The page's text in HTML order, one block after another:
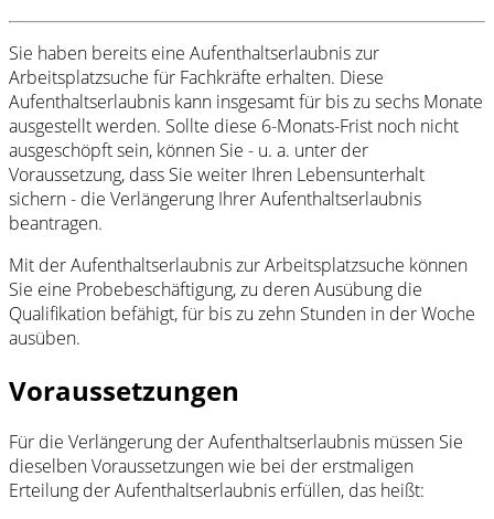
Sie haben bereits eine Aufenthaltserlaubnis zur
Arbeitsplatzsuche für Fachkräfte erhalten. Diese
Aufenthaltserlaubnis kann insgesamt für bis zu sechs Monate
ausgestellt werden. Sollte diese 6-Monats-Frist noch nicht
ausgeschöpft sein, können Sie - u. a. unter der
Voraussetzung, dass Sie weiter Ihren Lebensunterhalt
sichern - die Verlängerung Ihrer Aufenthaltserlaubnis
beantragen.
Mit der Aufenthaltserlaubnis zur Arbeitsplatzsuche können
Sie eine Probebeschäftigung, zu deren Ausübung die
Qualifikation befähigt, für bis zu zehn Stunden in der Woche
ausüben.
Voraussetzungen
Für die Verlängerung der Aufenthaltserlaubnis müssen Sie
dieselben Voraussetzungen wie bei der erstmaligen
Erteilung der Aufenthaltserlaubnis erfüllen, das heißt: